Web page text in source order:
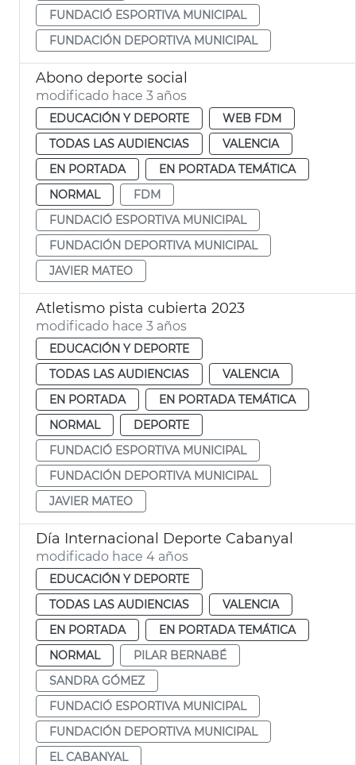
FUNDACIÓ ESPORTIVA MUNICIPAL
FUNDACIÓN DEPORTIVA MUNICIPAL
Abono deporte social
modificado hace 3 años
EDUCACIÓN Y DEPORTE
WEB FDM
TODAS LAS AUDIENCIAS
VALENCIA
EN PORTADA
EN PORTADA TEMÁTICA
NORMAL
FDM
FUNDACIÓ ESPORTIVA MUNICIPAL
FUNDACIÓN DEPORTIVA MUNICIPAL
JAVIER MATEO
Atletismo pista cubierta 2023
modificado hace 3 años
EDUCACIÓN Y DEPORTE
TODAS LAS AUDIENCIAS
VALENCIA
EN PORTADA
EN PORTADA TEMÁTICA
NORMAL
DEPORTE
FUNDACIÓ ESPORTIVA MUNICIPAL
FUNDACIÓN DEPORTIVA MUNICIPAL
JAVIER MATEO
Día Internacional Deporte Cabanyal
modificado hace 4 años
EDUCACIÓN Y DEPORTE
TODAS LAS AUDIENCIAS
VALENCIA
EN PORTADA
EN PORTADA TEMÁTICA
NORMAL
PILAR BERNABÉ
SANDRA GÓMEZ
FUNDACIÓ ESPORTIVA MUNICIPAL
FUNDACIÓN DEPORTIVA MUNICIPAL
EL CABANYAL